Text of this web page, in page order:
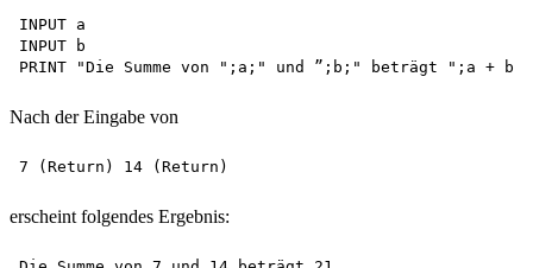
INPUT a
INPUT b
Nach der Eingabe von
erscheint folgendes Ergebnis: